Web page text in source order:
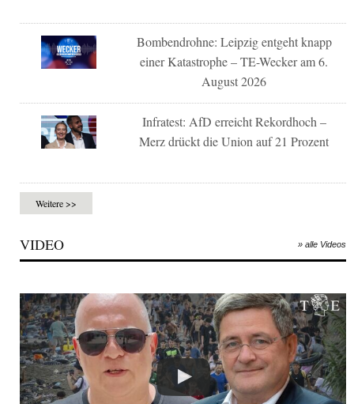
Bombendrohne: Leipzig entgeht knapp
einer Katastrophe – TE-Wecker am 6.
August 2026
Infratest: AfD erreicht Rekordhoch –
Merz drückt die Union auf 21 Prozent
Weitere >>
VIDEO » alle Videos